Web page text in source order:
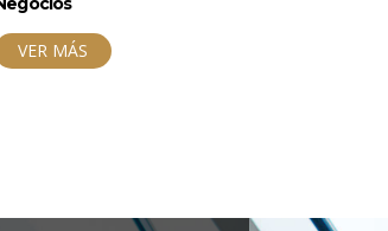
VER MÁS